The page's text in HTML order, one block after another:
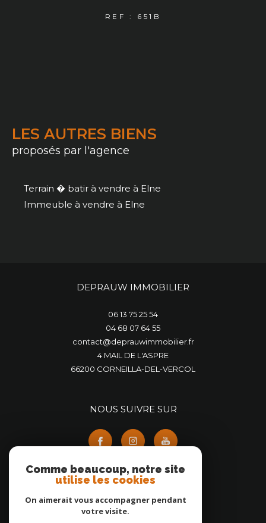
REF : 651B
LES AUTRES BIENS
proposés par l'agence
Terrain � batir à vendre à Elne
Immeuble à vendre à Elne
DEPRAUW IMMOBILIER
06 13 75 25 54
04 68 07 64 55
contact@deprauwimmobilier.fr
4 MAIL DE L'ASPRE
66200
CORNEILLA-DEL-VERCOL
NOUS SUIVRE SUR
ADHÉRENTS
Comme beaucoup, notre site
utilise les cookies
On aimerait vous accompagner pendant
votre visite.